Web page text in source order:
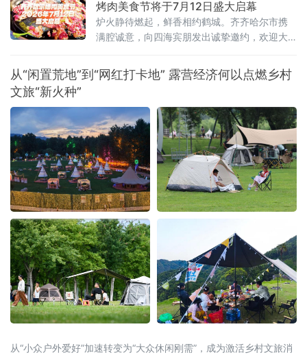
烤肉美食节将于7月12日盛大启幕
炉火静待燃起，鲜香相约鹤城。齐齐哈尔市携
满腔诚意，向四海宾朋发出诚挚邀约，欢迎大
地道齐市烤肉，感受这座城市独有的市井韵味
与待客温情。
从“闲置荒地”到“网红打卡地” 露营经济何以点燃乡村
文旅“新火种”
从“小众户外爱好”加速转变为“大众休闲刚需”，成为激活乡村文旅消